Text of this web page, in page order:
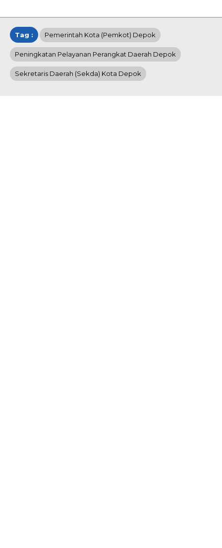
Tag : Pemerintah Kota (Pemkot) Depok
Peningkatan Pelayanan Perangkat Daerah Depok
Sekretaris Daerah (Sekda) Kota Depok